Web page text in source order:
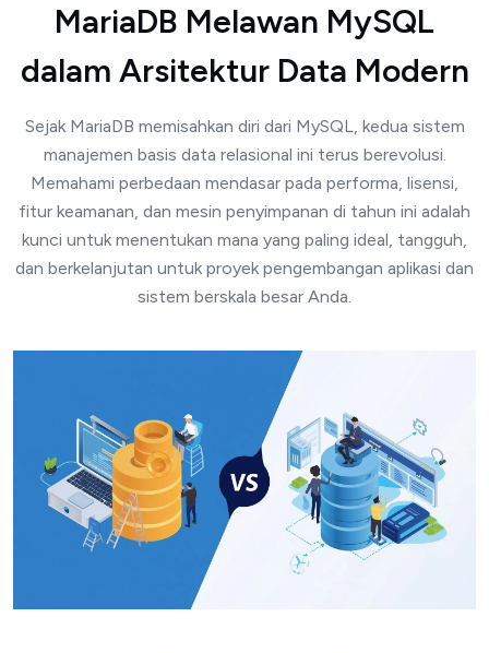
MariaDB Melawan MySQL
dalam Arsitektur Data Modern
Sejak MariaDB memisahkan diri dari MySQL, kedua sistem
manajemen basis data relasional ini terus berevolusi.
Memahami perbedaan mendasar pada performa, lisensi,
fitur keamanan, dan mesin penyimpanan di tahun ini adalah
kunci untuk menentukan mana yang paling ideal, tangguh,
dan berkelanjutan untuk proyek pengembangan aplikasi dan
sistem berskala besar Anda.